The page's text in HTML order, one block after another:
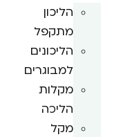
הליכון
מתקפל
הליכונים
למבוגרים
מקלות
הליכה
מקל